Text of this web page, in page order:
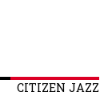
CITIZEN JAZZ